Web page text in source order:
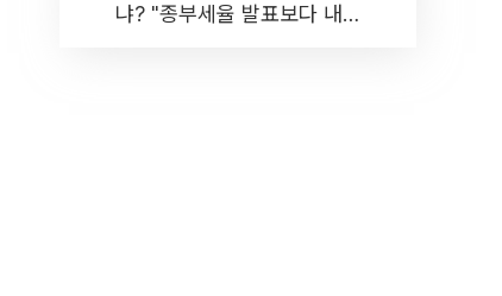
냐? "종부세율 발표보다 내릴